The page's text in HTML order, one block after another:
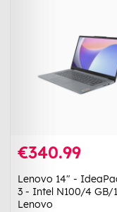
€340.99
Lenovo 14" -
3 - Intel N100/4 GB/
Lenovo